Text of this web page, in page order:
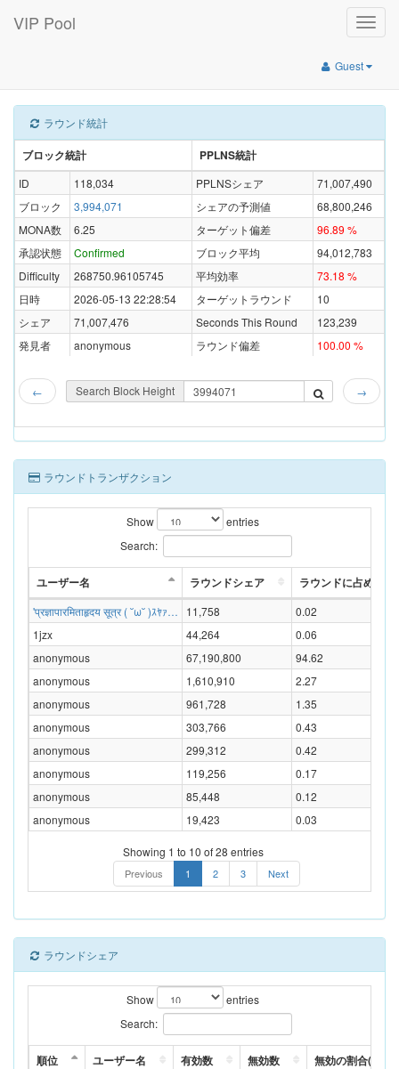
Toggle
VIP Pool
Guest
ラウンド統計
ブロック統計 PPLNS統計
ID 118,034 PPLNSシェア
71,007,490
ブロック
3,994,071 シェアの予測値
68,800,246
MONA数
6.25 ターゲット偏差
96.89 %
承認状態
Confirmed ブロック平均
94,012,783
Difficulty
268750.96105745 平均効率
73.18 %
日時
2026-05-13 22:28:54 ターゲットラウンド
10
シェア
71,007,476 Seconds This Round
123,239
発見者
anonymous ラウンド偏差 100.00 %
← Search Block Height →
ラウンドトランザクション
Show
entries
Search:
ユーザー名 ラウンドシェア ラウンドに占める割
'प्रज्ञापारमिताहृदय सूत्र ( ˘ω˘ )ｽﾔｧ… 11,758
0.02
1jzx
44,264
0.06
anonymous
67,190,800
94.62
anonymous
1,610,910
2.27
anonymous
961,728
1.35
anonymous
303,766
0.43
anonymous
299,312
0.42
anonymous
119,256
0.17
anonymous
85,448
0.12
anonymous
19,423 0.03
Showing 1 to 10 of 28 entries
Previous 1 2 3 Next
ラウンドシェア
Show
entries
Search:
順位 ユーザー名 有効数 無効数 無効の割合(%)